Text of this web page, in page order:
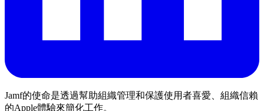
Jamf的使命是透過幫助組織管理和保護使用者喜愛、組織信賴
的Apple體驗來簡化工作。